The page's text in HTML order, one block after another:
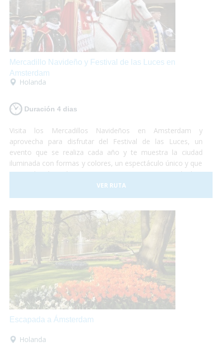
Mercadillo Navideño y Festival de las Luces en
Amsterdam
Holanda
Duración 4 dias
Visita los Mercadillos Navideños en Amsterdam y
aprovecha para disfrutar del Festival de las Luces, un
evento que se realiza cada año y te muestra la ciudad
iluminada con formas y colores, un espectáculo único y que
no puedes dejar de ver. Te proponemos una escapada de 4
días en la cuál podrás disfrutar de esta mágica ciudad y de
sus alrededores. Turismo accesible en Holanda y
experiencia diferente!
VER RUTA
Escapada a Ámsterdam
Holanda